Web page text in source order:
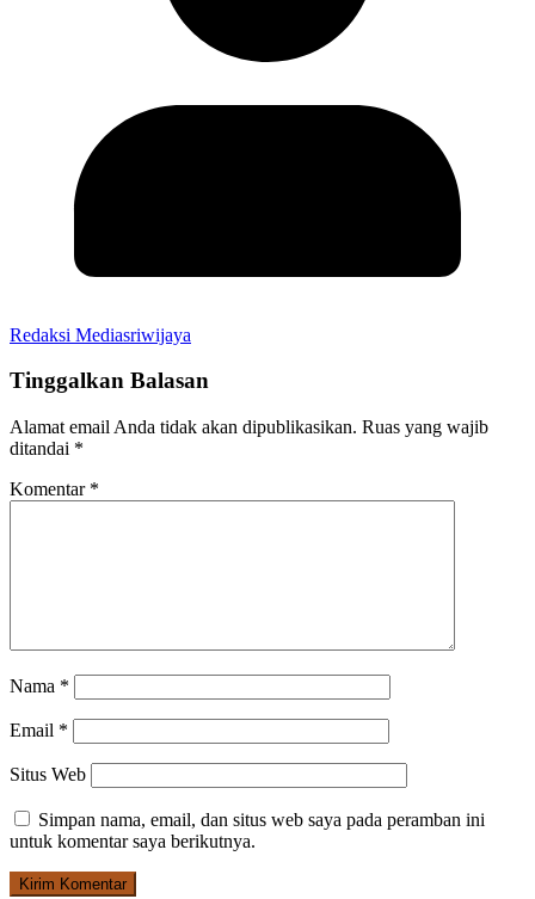
Redaksi Mediasriwijaya
Tinggalkan Balasan
Alamat email Anda tidak akan dipublikasikan. Ruas yang wajib
ditandai *
Komentar *
Nama *
Email *
Situs Web
Simpan nama, email, dan situs web saya pada peramban ini
untuk komentar saya berikutnya.